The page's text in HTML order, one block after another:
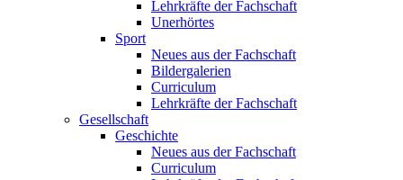
Lehrkräfte der Fachschaft
Unerhörtes
Sport
Neues aus der Fachschaft
Bildergalerien
Curriculum
Lehrkräfte der Fachschaft
Gesellschaft
Geschichte
Neues aus der Fachschaft
Curriculum